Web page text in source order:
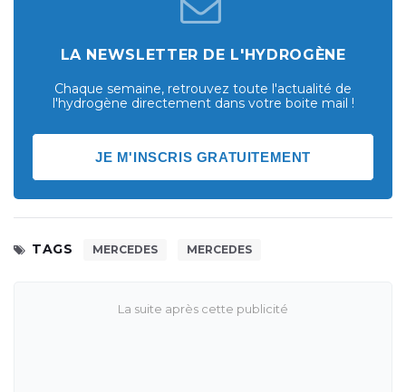
LA NEWSLETTER DE L'HYDROGÈNE
Chaque semaine, retrouvez toute l'actualité de
l'hydrogène directement dans votre boite mail !
JE M'INSCRIS GRATUITEMENT
TAGS MERCEDES MERCEDES